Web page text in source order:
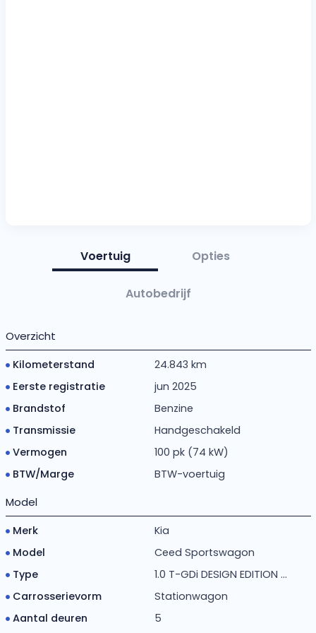
Voertuig Opties
Autobedrijf
Overzicht
Kilometerstand
24.843 km
Eerste registratie
jun 2025
Brandstof
Benzine
Transmissie
Handgeschakeld
Vermogen
100 pk (74 kW)
BTW/Marge
BTW-voertuig
Model
Merk
Kia
Model
Ceed Sportswagon
Type
1.0 T-GDi DESIGN EDITION ...
Carrosserievorm
Stationwagon
Aantal deuren
5